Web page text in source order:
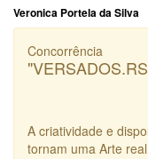
Veronica Portela da Silva
Concorrência
A criatividade e
tornam uma Arte